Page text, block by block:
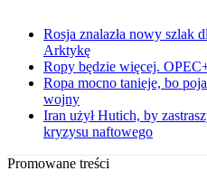
Rosja znalazła nowy szlak
Arktykę
Ropy będzie więcej.
Ropa mocno tanieje, bo
wojny
Iran użył Hutich, by
kryzysu naftowego
Promowane treści